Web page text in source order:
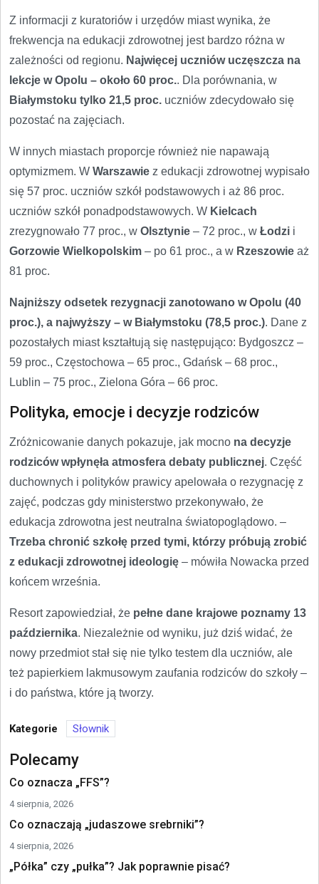
Z informacji z kuratoriów i urzędów miast wynika, że
frekwencja na edukacji zdrowotnej jest bardzo różna w
zależności od regionu. Najwięcej uczniów uczęszcza na
lekcje w Opolu – około 60 proc.. Dla porównania, w
Białymstoku tylko 21,5 proc. uczniów zdecydowało się
pozostać na zajęciach.
W innych miastach proporcje również nie napawają
optymizmem. W Warszawie z edukacji zdrowotnej wypisało
się 57 proc. uczniów szkół podstawowych i aż 86 proc.
uczniów szkół ponadpodstawowych. W Kielcach
zrezygnowało 77 proc., w Olsztynie – 72 proc., w Łodzi i
Gorzowie Wielkopolskim – po 61 proc., a w Rzeszowie aż
81 proc.
Najniższy odsetek rezygnacji zanotowano w Opolu (40
proc.), a najwyższy – w Białymstoku (78,5 proc.). Dane z
pozostałych miast kształtują się następująco: Bydgoszcz –
59 proc., Częstochowa – 65 proc., Gdańsk – 68 proc.,
Lublin – 75 proc., Zielona Góra – 66 proc.
Polityka, emocje i decyzje rodziców
Zróżnicowanie danych pokazuje, jak mocno na decyzje
rodziców wpłynęła atmosfera debaty publicznej. Część
duchownych i polityków prawicy apelowała o rezygnację z
zajęć, podczas gdy ministerstwo przekonywało, że
edukacja zdrowotna jest neutralna światopoglądowo. –
Trzeba chronić szkołę przed tymi, którzy próbują zrobić
z edukacji zdrowotnej ideologię – mówiła Nowacka przed
końcem września.
Resort zapowiedział, że pełne dane krajowe poznamy 13
października. Niezależnie od wyniku, już dziś widać, że
nowy przedmiot stał się nie tylko testem dla uczniów, ale
też papierkiem lakmusowym zaufania rodziców do szkoły –
i do państwa, które ją tworzy.
Kategorie Słownik
Polecamy
Co oznacza „FFS”?
4 sierpnia, 2026
Co oznaczają „judaszowe srebrniki”?
4 sierpnia, 2026
„Półka” czy „pułka”? Jak poprawnie pisać?